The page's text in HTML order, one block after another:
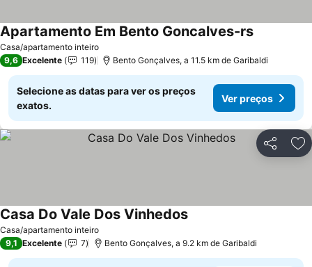
Casa/apartamento inteiro
Apartamento Em Bento Goncalves-rs
9,6 Excelente 119 Bento Gonçalves, a 11.5 km de Garibaldi
Selecione as datas para ver os preços
exatos.
Ver preços
Partilhar
Casa/apartamento inteiro
Casa Do Vale Dos Vinhedos
9,1 Excelente 7 Bento Gonçalves, a 9.2 km de Garibaldi